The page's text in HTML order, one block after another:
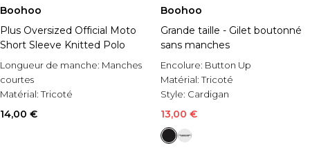
Boohoo
Plus Oversized Official Moto
Short Sleeve Knitted Polo
Longueur de manche: Manches
courtes
Matérial:Tricoté
Style:
Top de sport
14,00 €
Boohoo
Grande taille - Gilet boutonné
sans manches
Encolure: Button Up
Matérial:Tricoté
Style: Cardigan
13,00 €